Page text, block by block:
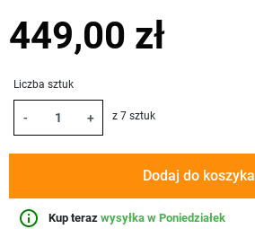
449,00 zł
Liczba sztuk
- + z 7 sztuk
Dodaj do koszyka
info_outline Kup teraz wysyłka w Poniedziałek